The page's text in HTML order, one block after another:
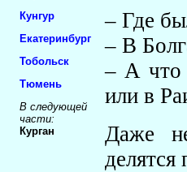
Кунгур
Екатеринбург
Тобольск
Тюмень
В следующей
части:
Курган
– Где
– В
– А что
или в
Даже